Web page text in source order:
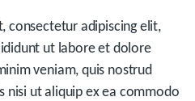
consectetur adipiscing elit,
ut labore et dolore
veniam, quis nostrud
ut aliquip ex ea commodo